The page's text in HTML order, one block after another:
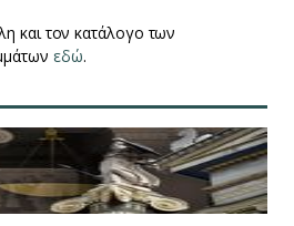
και τον κατάλογο των
εδώ.